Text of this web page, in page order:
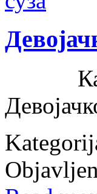
Када